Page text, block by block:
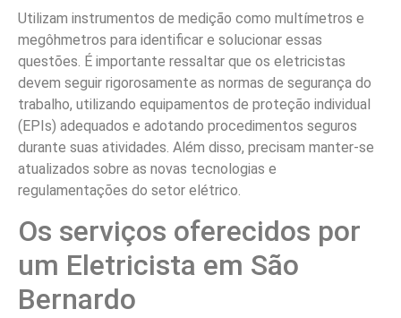
Utilizam instrumentos de medição como multímetros e
megôhmetros para identificar e solucionar essas
questões. É importante ressaltar que os eletricistas
devem seguir rigorosamente as normas de segurança do
trabalho, utilizando equipamentos de proteção individual
(EPIs) adequados e adotando procedimentos seguros
durante suas atividades. Além disso, precisam manter-se
atualizados sobre as novas tecnologias e
regulamentações do setor elétrico.
Os serviços oferecidos por
um Eletricista em São
Bernardo